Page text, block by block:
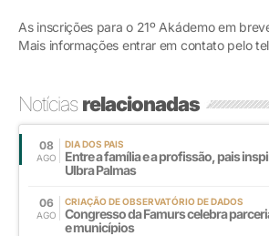
As inscrições para o 21º Akádemo em
Mais informações entrar em contato pelo
Notíciasrelacionadas
08
AGO
DIA DOS PAIS
Entre a família e a profissão, pais
Ulbra Palmas
06
AGO
CRIAÇÃO DE OBSERVATÓRIO DE DADOS
Congresso da Famurs celebra
e municípios